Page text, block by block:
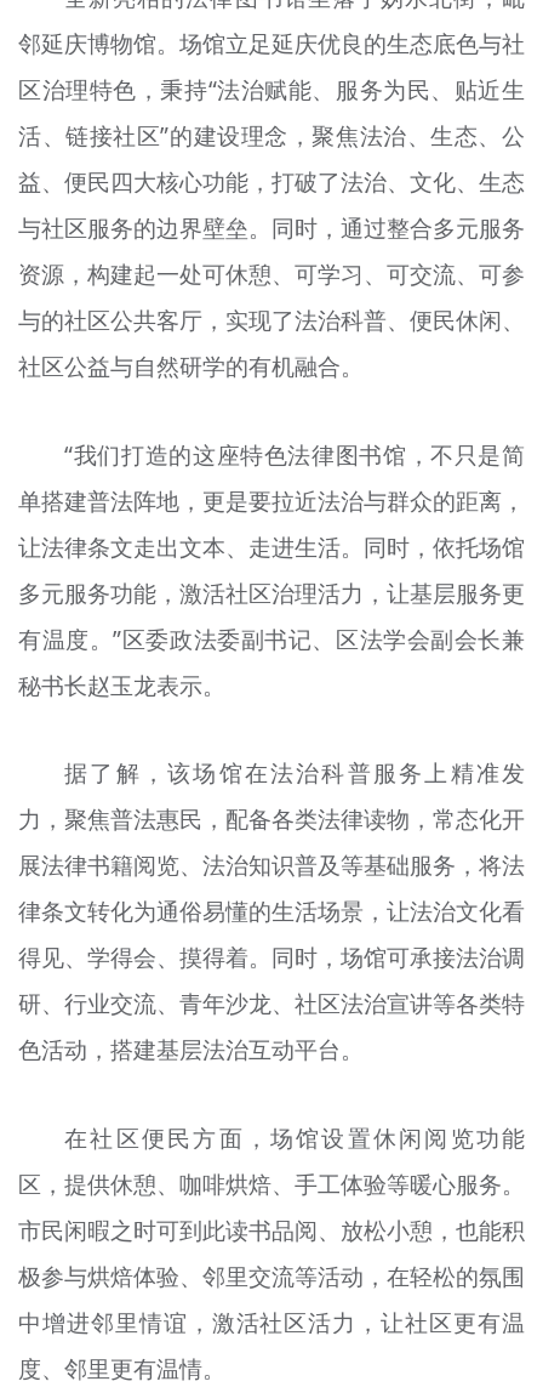
资料库
+
邻延庆博物馆。场馆立足延庆优良的生态底色与社
区治理特色，秉持“法治赋能、服务为民、贴近生
活、链接社区”的建设理念，聚焦法治、生态、公
益、便民四大核心功能，打破了法治、文化、生态
与社区服务的边界壁垒。同时，通过整合多元服务
资源，构建起一处可休憩、可学习、可交流、可参
与的社区公共客厅，实现了法治科普、便民休闲、
社区公益与自然研学的有机融合。
“我们打造的这座特色法律图书馆，不只是简
单搭建普法阵地，更是要拉近法治与群众的距离，
让法律条文走出文本、走进生活。同时，依托场馆
多元服务功能，激活社区治理活力，让基层服务更
有温度。”区委政法委副书记、区法学会副会长兼
秘书长赵玉龙表示。
据了解，该场馆在法治科普服务上精准发
力，聚焦普法惠民，配备各类法律读物，常态化开
展法律书籍阅览、法治知识普及等基础服务，将法
律条文转化为通俗易懂的生活场景，让法治文化看
得见、学得会、摸得着。同时，场馆可承接法治调
研、行业交流、青年沙龙、社区法治宣讲等各类特
色活动，搭建基层法治互动平台。
在社区便民方面，场馆设置休闲阅览功能
区，提供休憩、咖啡烘焙、手工体验等暖心服务。
市民闲暇之时可到此读书品阅、放松小憩，也能积
极参与烘焙体验、邻里交流等活动，在轻松的氛围
中增进邻里情谊，激活社区活力，让社区更有温
度、邻里更有温情。